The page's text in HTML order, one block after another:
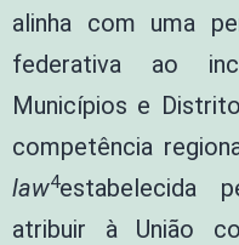
alinha com uma
federativa ao
Municípios e
competência
law4estabelecida
atribuir à União